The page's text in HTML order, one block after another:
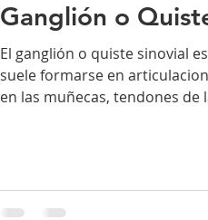
Ganglión o
El ganglión o quiste sinovial
suele formarse en
en las muñecas, tendones de